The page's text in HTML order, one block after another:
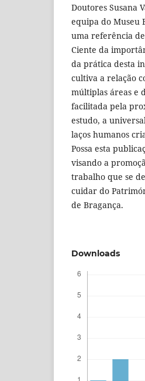
Doutores Susana
equipa do Museu
uma referência
Ciente da
da prática desta
cultiva a relação
múltiplas áreas e
facilitada pela
estudo, a
laços humanos
Possa esta
visando a
trabalho que se
cuidar do
de Bragança.
Downloads